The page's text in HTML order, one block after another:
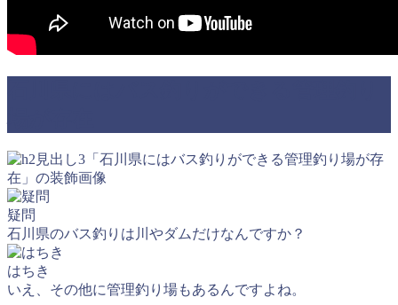
疑問
石川県のバス釣りは川やダムだけなんですか？
はちき
いえ、その他に管理釣り場もあるんですよね。